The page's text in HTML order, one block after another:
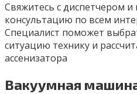
Свяжитесь с диспетчером и
консультацию по всем
Специалист поможет
ситуацию технику и
ассенизатора
Вакуумная